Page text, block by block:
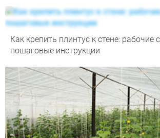
Как крепить плинтус к стене: рабочие
пошаговые инструкции